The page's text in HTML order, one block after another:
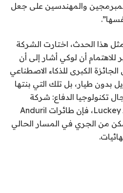
والمهندسين على جعل
هذا الحدث، اختارت الشركة
للاهتمام أن لوكي أشار إلى أن
الكبرى للذكاء الاصطناعي
بدون طيار، بل تلك التي بنتها
تكنولوجيا الدفاع: شركة
نيروس تكنولوجيز. وفقًا لـ Luckey، فإن طائرات Anduril
من الجري في المسار الحالي